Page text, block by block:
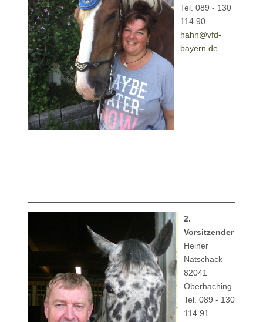
Tel. 089 - 130
114 90
hahn@vfd-
bayern.de
2.
Vorsitzender
Heiner
Natschack
82041
Oberhaching
Tel. 089 - 130
114 91